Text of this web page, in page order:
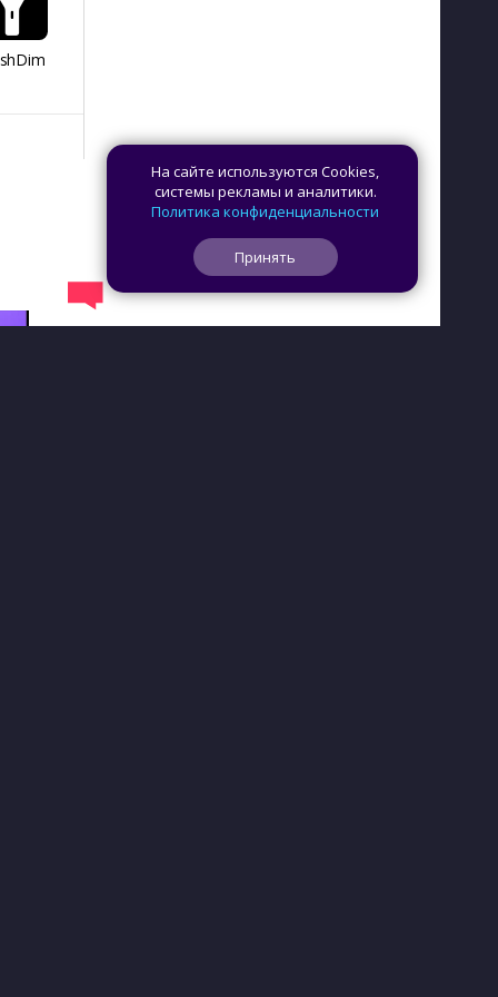
На сайте используются Cookies,
системы рекламы и аналитики.
Политика конфиденциальности
Принять